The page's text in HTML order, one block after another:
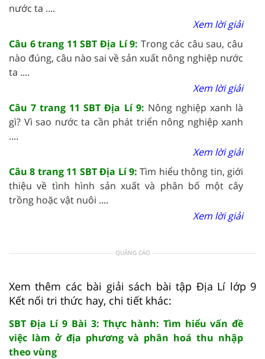
nước ta ....
Xem lời giải
Câu 6 trang 11 SBT Địa Lí 9: Trong các câu sau, câu
nào đúng, câu nào sai về sản xuất nông nghiệp nước
ta ....
Xem lời giải
Câu 7 trang 11 SBT Địa Lí 9: Nông nghiệp xanh là
gì? Vì sao nước ta cần phát triển nông nghiệp xanh
....
Xem lời giải
Câu 8 trang 11 SBT Địa Lí 9:Tìm hiểu thông tin, giới
thiệu về tình hình sản xuất và phân bố một cây
trồng hoặc vật nuôi ....
Xem lời giải
QUẢNG CÁO
Xem thêm các bài giải sách bài tập Địa Lí lớp 9
Kết nối tri thức hay, chi tiết khác:
SBT Địa Lí 9 Bài 3: Thực hành: Tìm hiểu vấn đề
việc làm ở địa phương và phân hoá thu nhập
theo vùng